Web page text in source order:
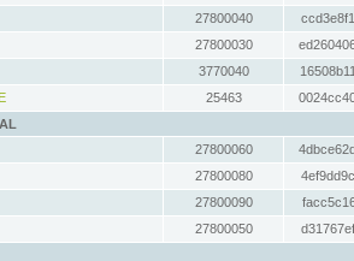
27800040
27800030
3770040
25463
27800060
27800080
27800090
27800050